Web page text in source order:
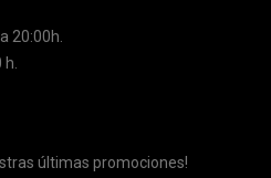
20:00h.
últimas promociones!